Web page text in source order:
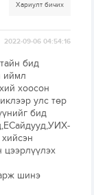
Хариулт бичих
2022-09-06 04:54:16
бид
иймл
хоосон
улс төр
бид
цээрлүүлэх
шинэ